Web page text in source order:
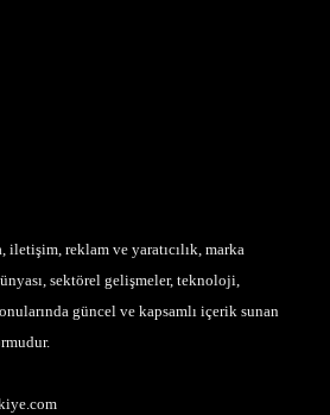
reklam ve yaratıcılık, marka
sektörel gelişmeler, teknoloji,
güncel ve kapsamlı içerik sunan